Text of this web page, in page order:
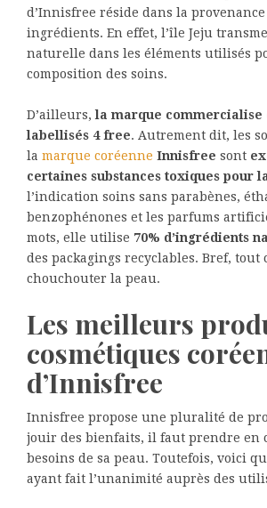
d’Innisfree réside dans la provenance
ingrédients. En effet, l’île Jeju
naturelle dans les éléments utilisés
composition des soins.
D’ailleurs,la marque commercialise
labellisés 4 free. Autrement dit, les
la marque coréenne Innisfree sont
certaines substances toxiques pour
l’indication soins sans parabènes,
benzophénones et les parfums
mots, elle utilise 70% d’ingrédients
des packagings recyclables. Bref, tout
chouchouter la peau.
Les meilleurs
cosmétiques
d’Innisfree
Innisfree propose une pluralité de
jouir des bienfaits, il faut prendre en
besoins de sa peau. Toutefois, voici
ayant fait l’unanimité auprès des